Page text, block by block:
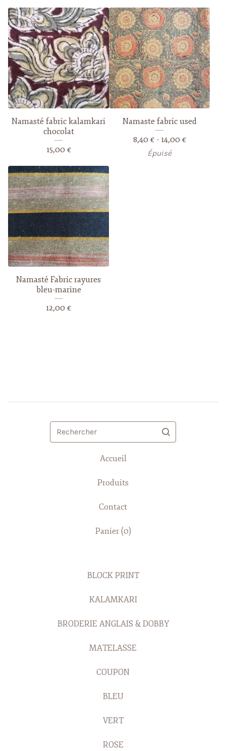
Namasté fabric kalamkari
chocolat
15,00 €
Namaste fabric used
8,40 €- 14,00 €
Épuisé
Namasté Fabric rayures
bleu-marine
12,00 €
Rechercher
Accueil
Produits
Contact
Panier (0)
BLOCK PRINT
KALAMKARI
BRODERIE ANGLAIS & DOBBY
MATELASSE
COUPON
BLEU
VERT
ROSE